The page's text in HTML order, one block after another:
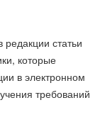
статьи
которые
в электронном
требований